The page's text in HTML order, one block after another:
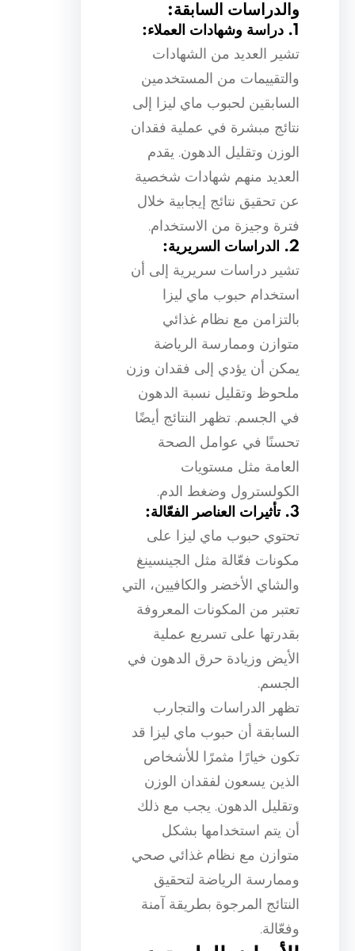
والدراسات السابقة:
1. دراسة وشهادات العملاء:
تشير العديد من الشهادات
والتقييمات من المستخدمين
السابقين لحبوب ماي ليزا إلى
نتائج مبشرة في عملية فقدان
الوزن وتقليل الدهون. يقدم
العديد منهم شهادات شخصية
عن تحقيق نتائج إيجابية خلال
فترة وجيزة من الاستخدام.
2. الدراسات السريرية:
تشير دراسات سريرية إلى أن
استخدام حبوب ماي ليزا
بالتزامن مع نظام غذائي
متوازن وممارسة الرياضة
يمكن أن يؤدي إلى فقدان وزن
ملحوظ وتقليل نسبة الدهون
في الجسم. تظهر النتائج أيضًا
تحسنًا في عوامل الصحة
العامة مثل مستويات
الكولسترول وضغط الدم.
3. تأثيرات العناصر الفعّالة:
تحتوي حبوب ماي ليزا على
مكونات فعّالة مثل الجينسينغ
والشاي الأخضر والكافيين، التي
تعتبر من المكونات المعروفة
بقدرتها على تسريع عملية
الأيض وزيادة حرق الدهون في
الجسم.
تظهر الدراسات والتجارب
السابقة أن حبوب ماي ليزا قد
تكون خيارًا مثمرًا للأشخاص
الذين يسعون لفقدان الوزن
وتقليل الدهون. يجب مع ذلك
أن يتم استخدامها بشكل
متوازن مع نظام غذائي صحي
وممارسة الرياضة لتحقيق
النتائج المرجوة بطريقة آمنة
وفعّالة.